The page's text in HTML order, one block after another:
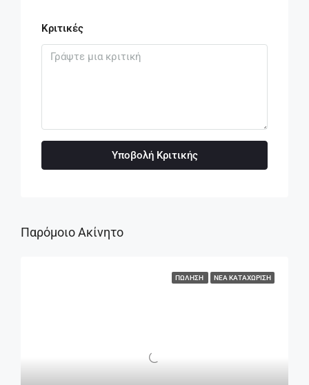
Κριτικές
Υποβολή Κριτικής
Παρόμοιο Ακίνητο
ΠΏΛΗΣΗ ΝΈΑ ΚΑΤΑΧΏΡΙΣΗ